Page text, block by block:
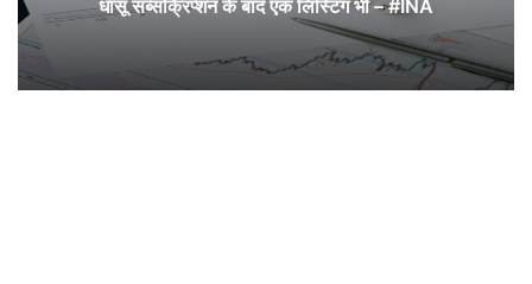
धांसू सब्सक्रिप्शन के बाद एक लिस्टिंग भी – #INA